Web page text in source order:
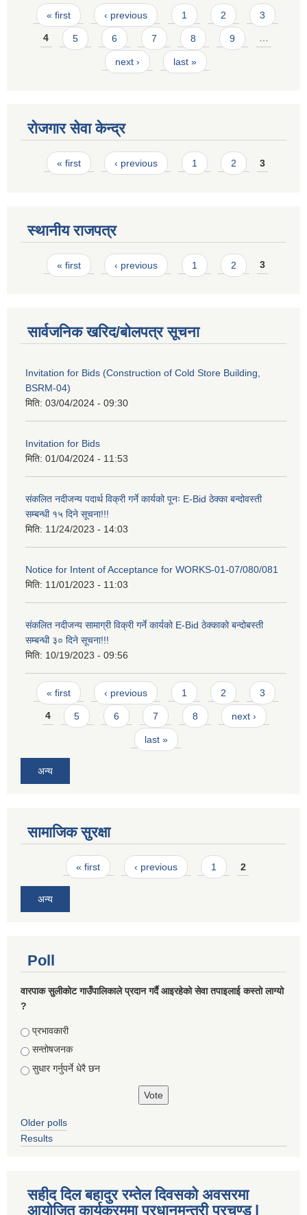
Pages
« first ‹ previous 1 2 3
4 5 6 7 8 9 …
next › last »
रोजगार सेवा केन्द्र
Pages
« first ‹ previous 1 2 3
स्थानीय राजपत्र
Pages
« first ‹ previous 1 2 3
सार्वजनिक खरिद/बोलपत्र सूचना
Invitation for Bids (Construction of Cold Store Building,
BSRM-04)
मिति: 03/04/2024 - 09:30
Invitation for Bids
मिति: 01/04/2024 - 11:53
संकलित नदीजन्य पदार्थ विक्री गर्ने कार्यको पूनः E-Bid ठेक्का बन्दोवस्ती
सम्बन्धी १५ दिने सूचना!!!
मिति: 11/24/2023 - 14:03
Notice for Intent of Acceptance for WORKS-01-07/080/081
मिति: 11/01/2023 - 11:03
संकलित नदीजन्य सामाग्री विक्री गर्ने कार्यको E-Bid ठेक्काको बन्दोबस्ती
सम्बन्धी ३० दिने सूचना!!!
मिति: 10/19/2023 - 09:56
Pages
« first ‹ previous 1 2 3
4 5 6 7 8 next ›
last »
अन्य
सामाजिक सुरक्षा
Pages« first ‹ previous 1 2
अन्य
Poll
वारपाक सुलीकोट गाउँपालिकाले प्रदान गर्दै आइरहेको सेवा तपाइलाई कस्तो लाग्यो
?
Choices
प्रभावकारी
सन्तोषजनक
सुधार गर्नुपर्ने धेरै छन
Older polls
Results
सहीद दिल बहादुर रम्तेल दिवसको अवसरमा
आयोजित कार्यक्रममा प्रधानमन्त्री प्रचण्ड |